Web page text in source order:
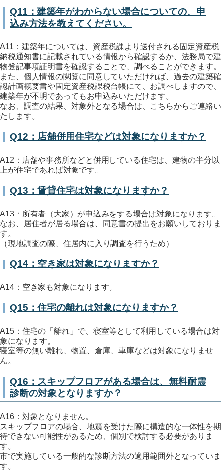
Q11：建築年がわからない場合についての、申
込み方法を教えてください。
A11：建築年については、資産税課より送付される固定資産税
納税通知書に記載されている情報から確認するか、法務局で建
物登記事項証明書を確認することで、調べることができます。
また、個人情報の閲覧に同意していただければ、過去の建築確
認計画概要書や固定資産税課税台帳にて、お調べしますので、
建築年が不明であってもお申込みいただけます。
なお、調査の結果、対象外となる場合は、こちらからご連絡い
たします。
Q12：店舗併用住宅などは対象になりますか？
A12：店舗や事務所などと併用している住宅は、建物の半分以
上が住宅であれば対象です。
Q13：賃貸住宅は対象になりますか？
A13：所有者（大家）が申込みをする場合は対象になります。
なお、居住者が居る場合は、同意書の提出をお願いしておりま
す。
（現地調査の際、住居内に入り調査を行うため）
Q14：空き家は対象になりますか？
A14：空き家も対象になります。
Q15：住宅の離れは対象になりますか？
A15：住宅の「離れ」で、寝室等として利用している場合は対
象になります。
寝室等の無い離れ、物置、倉庫、車庫などは対象になりませ
ん。
Q16：スキップフロアがある場合は、無料耐震
診断の対象となりますか？
A16：対象となりません。
スキップフロアの場合、地震を受けた際に構造的な一体性を期
待できない可能性があるため、個別で検討する必要がありま
す。
市で実施している一般的な診断方法の適用範囲外となっていま
す。